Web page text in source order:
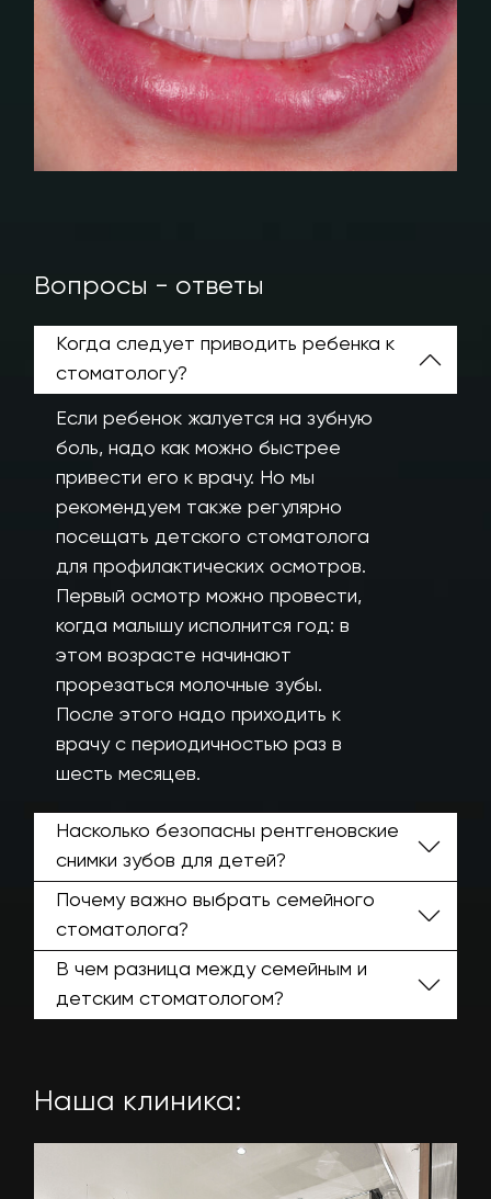
Вопросы - ответы
Когда следует приводить ребенка к
стоматологу?
Если ребенок жалуется на зубную
боль, надо как можно быстрее
привести его к врачу. Но мы
рекомендуем также регулярно
посещать детского стоматолога
для профилактических осмотров.
Первый осмотр можно провести,
когда малышу исполнится год: в
этом возрасте начинают
прорезаться молочные зубы.
После этого надо приходить к
врачу с периодичностью раз в
шесть месяцев.
Насколько безопасны рентгеновские
снимки зубов для детей?
Почему важно выбрать семейного
стоматолога?
В чем разница между семейным и
детским стоматологом?
Наша клиника: